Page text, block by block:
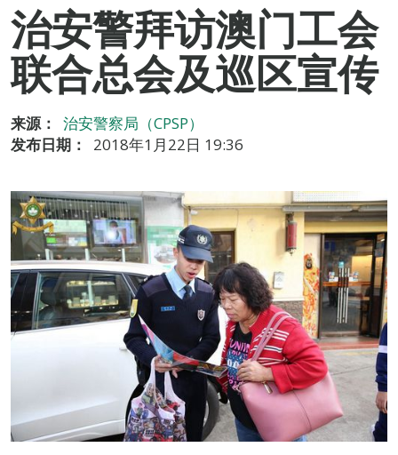
治安警拜访澳门工会
联合总会及巡区宣传
来源：
治安警察局（CPSP）
发布日期：
2018年1月22日 19:36